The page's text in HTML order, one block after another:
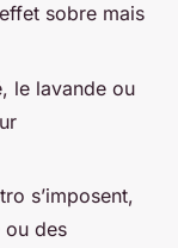
sobre mais
le lavande ou
s’imposent,
ou des